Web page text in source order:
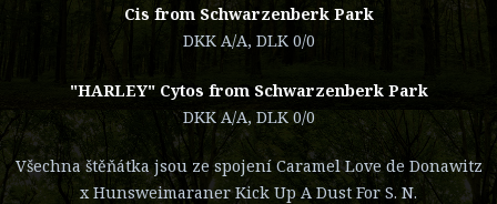
Cis from Schwarzenberk Park
DKK A/A, DLK 0/0
"HARLEY" Cytos from Schwarzenberk Park
DKK A/A, DLK 0/0
Všechna štěňátka jsou ze spojení Caramel Love de Donawitz
x Hunsweimaraner Kick Up A Dust For S. N.